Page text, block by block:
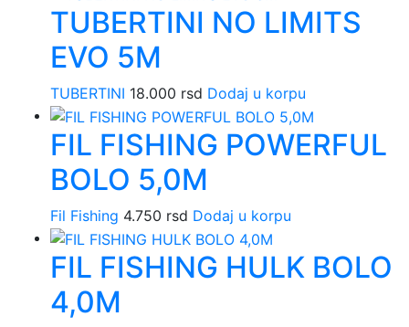
TUBERTINI NO LIMITS
EVO 5M
TUBERTINI 18.000 rsd Dodaj u korpu
FIL FISHING POWERFUL
BOLO 5,0M
Fil Fishing 4.750 rsd Dodaj u korpu
FIL FISHING HULK BOLO
4,0M